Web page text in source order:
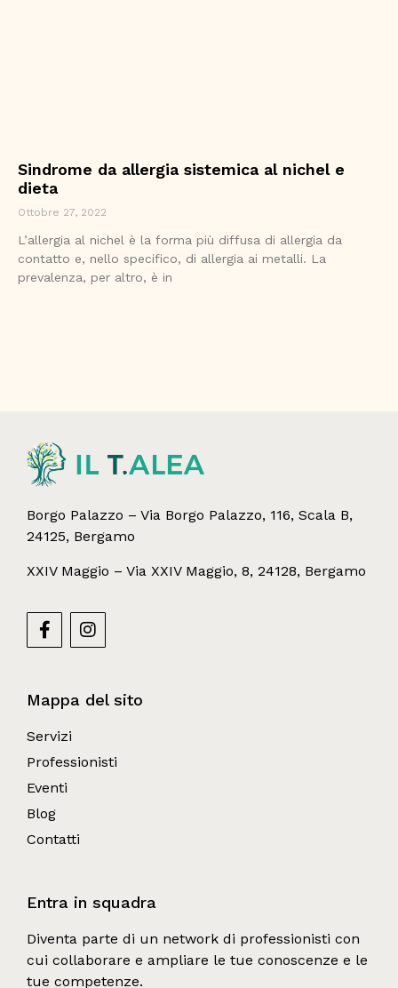
Sindrome da allergia sistemica al nichel e
dieta
Ottobre 27, 2022
L’allergia al nichel è la forma più diffusa di allergia da
contatto e, nello specifico, di allergia ai metalli. La
prevalenza, per altro, è in
Borgo Palazzo – Via Borgo Palazzo, 116, Scala B,
24125, Bergamo
XXIV Maggio – Via XXIV Maggio, 8, 24128, Bergamo
Mappa del sito
Servizi
Professionisti
Eventi
Blog
Contatti
Entra in squadra
Diventa parte di un network di professionisti con
cui collaborare e ampliare le tue conoscenze e le
tue competenze.